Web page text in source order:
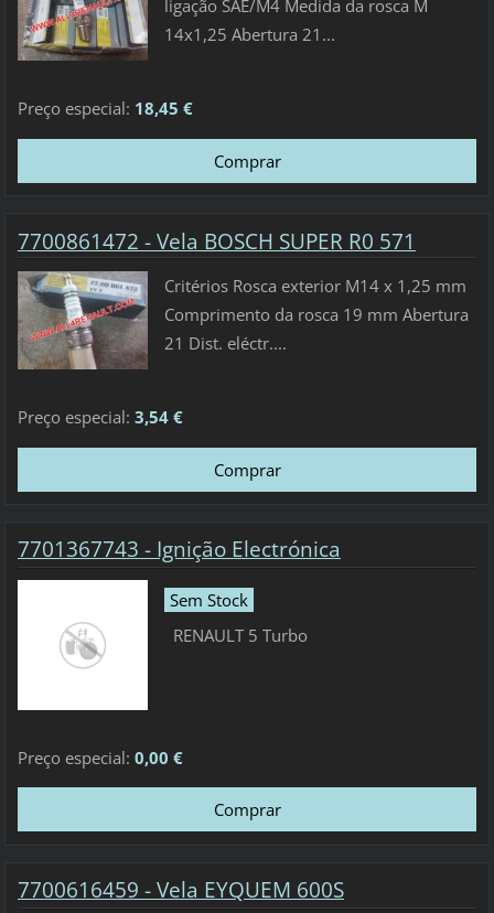
ligação SAE/M4 Medida da rosca M
14x1,25 Abertura 21...
Preço especial: 18,45 €
7700861472 - Vela BOSCH SUPER R0 571
Critérios Rosca exterior M14 x 1,25 mm
Comprimento da rosca 19 mm Abertura
21 Dist. eléctr....
Preço especial: 3,54 €
7701367743 - Ignição Electrónica
Sem Stock
RENAULT 5 Turbo
Preço especial: 0,00 €
7700616459 - Vela EYQUEM 600S